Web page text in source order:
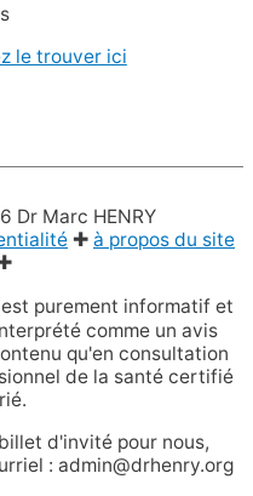
le trouver ici
Dr Marc HENRY
✚ à propos du site
purement informatif et
comme un avis
qu'en consultation
de la santé certifié
d'invité pour nous,
: admin@drhenry.org